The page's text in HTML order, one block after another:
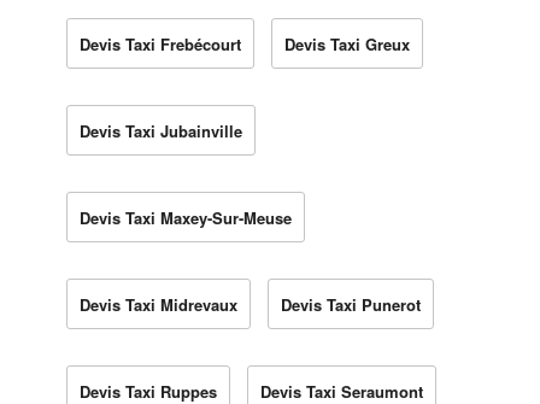
Devis Taxi Frebécourt Devis Taxi Greux
Devis Taxi Jubainville
Devis Taxi Maxey-Sur-Meuse
Devis Taxi Midrevaux Devis Taxi Punerot
Devis Taxi Ruppes Devis Taxi Seraumont